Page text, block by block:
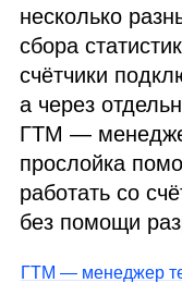
несколько
сбора
счётчики
а через
ГТМ —
прослойка
работать со
без помощи
ГТМ — менеджер